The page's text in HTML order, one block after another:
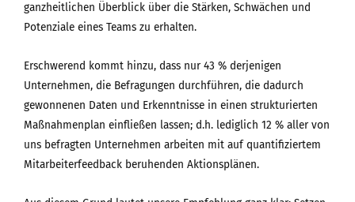
ganzheitlichen Überblick über die Stärken, Schwächen und
Potenziale eines Teams zu erhalten.
Erschwerend kommt hinzu, dass nur 43 % derjenigen
Unternehmen, die Befragungen durchführen, die dadurch
gewonnenen Daten und Erkenntnisse in einen strukturierten
Maßnahmenplan einfließen lassen; d.h. lediglich 12 % aller von
uns befragten Unternehmen arbeiten mit auf quantifiziertem
Mitarbeiterfeedback beruhenden Aktionsplänen.